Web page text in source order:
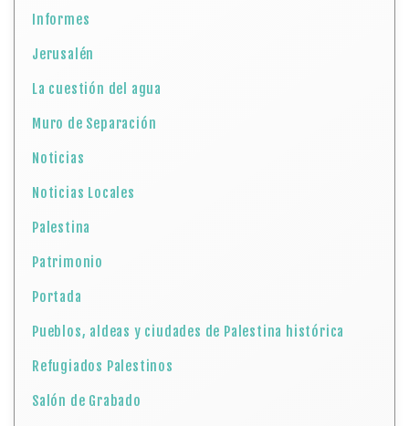
Informes
Jerusalén
La cuestión del agua
Muro de Separación
Noticias
Noticias Locales
Palestina
Patrimonio
Portada
Pueblos, aldeas y ciudades de Palestina histórica
Refugiados Palestinos
Salón de Grabado